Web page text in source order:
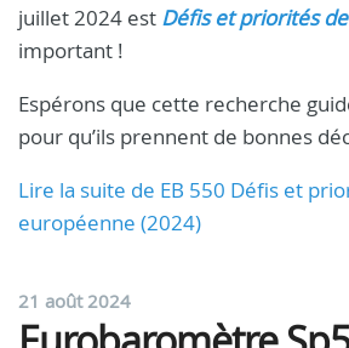
juillet 2024 est Défis et priorités de
important !
Espérons que cette recherche
pour qu’ils prennent de bonnes
Lire la suite de EB 550 Défis et
européenne (2024)
21 août 2024